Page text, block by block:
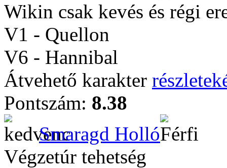
Wikin csak kevés és régi
V1 - Quellon
V6 - Hannibal
Átvehető karakter
Pontszám: 8.38
Smaragd Holló
Végzetúr tehetség